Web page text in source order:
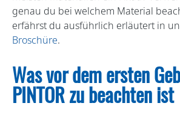
genau du bei welchem Material
erfährst du ausführlich erläutert in
Broschüre.
Was vor dem ersten
PINTOR zu beachten ist